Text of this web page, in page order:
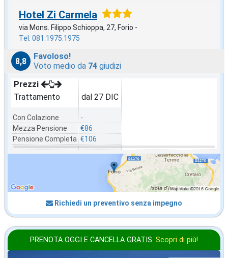
Hotel Zi Carmela
via Mons. Filippo Schioppa, 27, Forio -
Tel. 081.1975.1975
8,8
Favoloso!
Voto medio da 74 giudizi
Prezzi
Trattamento
Con Colazione
Mezza Pensione
Pensione Completa
dal 27 DIC
-
€86
€106
Richiedi un preventivo senza impegno
PRENOTA OGGI E CANCELLA GRATIS. Scopri di più!